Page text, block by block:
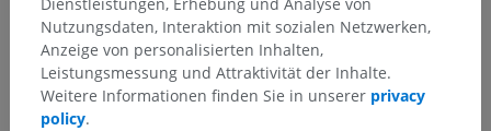
Anatomische Hierarchie
Anatomie des Menschen 2
Dienstleistungen, Erhebung und Analyse von
Nutzungsdaten, Interaktion mit sozialen Netzwerken,
Anzeige von personalisierten Inhalten,
Leistungsmessung und Attraktivität der Inhalte.
Weitere Informationen finden Sie in unserer privacy
policy.